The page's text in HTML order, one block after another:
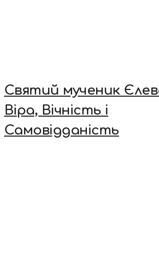
Святий мученик
Віра, Вічність і
Самовідданість